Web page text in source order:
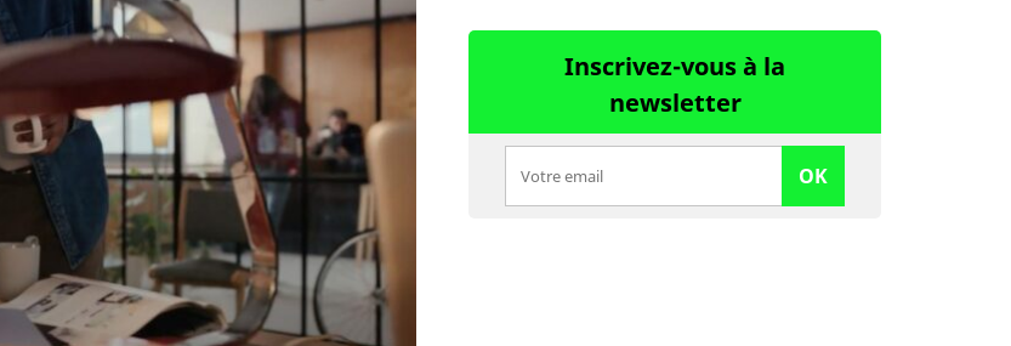
Inscrivez-vous à la
newsletter
OK